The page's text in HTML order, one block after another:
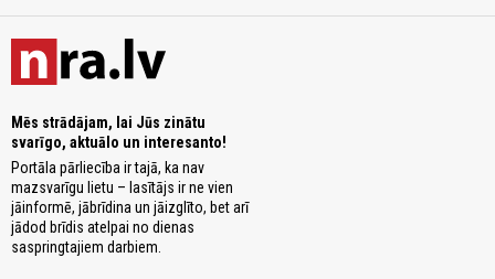
Mēs strādājam, lai Jūs zinātu
svarīgo, aktuālo un interesanto!
Portāla pārliecība ir tajā, ka nav
mazsvarīgu lietu – lasītājs ir ne vien
jāinformē, jābrīdina un jāizglīto, bet arī
jādod brīdis atelpai no dienas
saspringtajiem darbiem.